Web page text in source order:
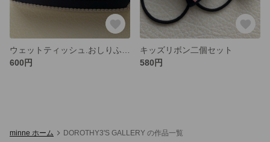
600円
キッズリボン二個セット
580円
minne ホーム DOROTHY3'S GALLERY の作品一覧